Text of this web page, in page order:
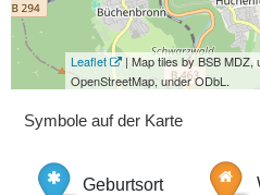
Leaflet
| Map tiles by BSB MDZ,
OpenStreetMap, under ODbL.
Symbole auf der Karte
Geburtsort